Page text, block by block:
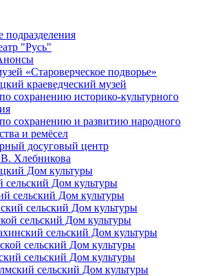
содержанию
подразделения
"Русь"
«Староверческое подворье»
краеведческий музей
сохранению историко-культурного
сохранению и развитию народного
и ремёсел
досуговый центр
Хлебникова
Дом культуры
сельский Дом культуры
сельский Дом культуры
сельский Дом культуры
сельский Дом культуры
сельский Дом культуры
сельский Дом культуры
сельский Дом культуры
сельский Дом культуры